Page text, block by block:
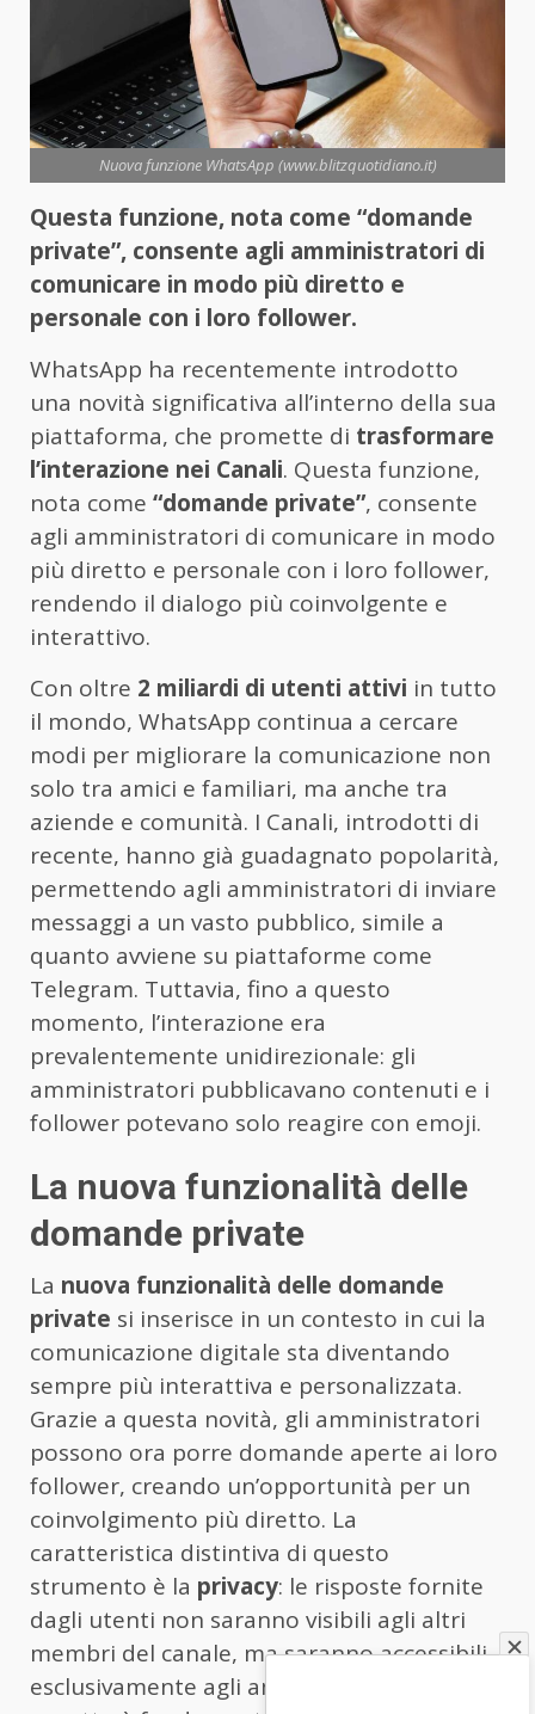
Nuova funzione WhatsApp (www.blitzquotidiano.it)
Questa funzione, nota come “domande
private”, consente agli amministratori di
comunicare in modo più diretto e
personale con i loro follower.
WhatsApp ha recentemente introdotto
una novità significativa all’interno della sua
piattaforma, che promette di trasformare
l’interazione nei Canali. Questa funzione,
nota come “domande private”, consente
agli amministratori di comunicare in modo
più diretto e personale con i loro follower,
rendendo il dialogo più coinvolgente e
interattivo.
Con oltre 2 miliardi di utenti attivi in tutto
il mondo, WhatsApp continua a cercare
modi per migliorare la comunicazione non
solo tra amici e familiari, ma anche tra
aziende e comunità. I Canali, introdotti di
recente, hanno già guadagnato popolarità,
permettendo agli amministratori di inviare
messaggi a un vasto pubblico, simile a
quanto avviene su piattaforme come
Telegram. Tuttavia, fino a questo
momento, l’interazione era
prevalentemente unidirezionale: gli
amministratori pubblicavano contenuti e i
follower potevano solo reagire con emoji.
La nuova funzionalità delle
domande private
La nuova funzionalità delle domande
private si inserisce in un contesto in cui la
comunicazione digitale sta diventando
sempre più interattiva e personalizzata.
Grazie a questa novità, gli amministratori
possono ora porre domande aperte ai loro
follower, creando un’opportunità per un
coinvolgimento più diretto. La
caratteristica distintiva di questo
strumento è la privacy: le risposte fornite
dagli utenti non saranno visibili agli altri
membri del canale, ma saranno accessibili
esclusivamente agli amministratori. Questo